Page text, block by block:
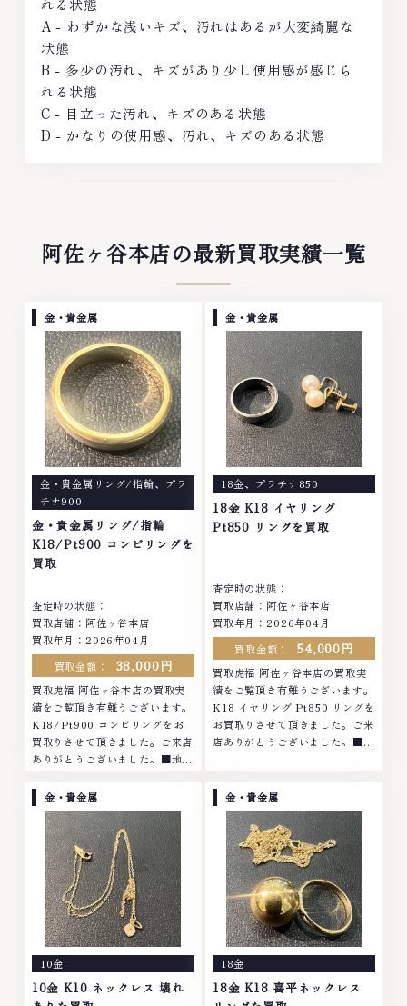
A - わずかな浅いキズ、汚れはあるが大変綺麗な
状態
B - 多少の汚れ、キズがあり少し使用感が感じら
れる状態
C - 目立った汚れ、キズのある状態
D - かなりの使用感、汚れ、キズのある状態
阿佐ヶ谷本店の最新買取実績一覧
金・貴金属
金・貴金属リング/指輪、 プラ
チナ900
金・貴金属リング/指輪
K18/Pt900 コンビリングを
買取
査定時の状態：
買取店舗：阿佐ヶ谷本店
買取年月：2026年04月
買取金額：
38,000円
買取虎福 阿佐ヶ谷本店の買取実
績をご覧頂き有難うございます。
K18/Pt900 コンビリングをお
買取りさせて頂きました。ご来店
ありがとうございました。■地域
ヤモンド ブランド品 ブランド衣
類 お酒買取りのことなら、お任
せくださいなかでも金・プラチナ
等のアクセサリー・貴金属・宝
石・ダイヤモンド・ジュエリーや
ブランド品・時計等は特に自信を
持って、高額査定を実現しており
ます。 古くて使わなくなってし
まったアクセサリー、動かなくな
ってしまった腕時計、多くのお品
物の高価買取りを実現しており、
他店ではお値段の付かなかったお
品物でも、一点一点丁寧に無料で
金・貴金属
18金、 プラチナ850
18金 K18 イヤリング
Pt850 リングを買取
査定時の状態：
買取店舗：阿佐ヶ谷本店
買取年月：2026年04月
買取金額：
54,000円
買取虎福 阿佐ヶ谷本店の買取実
績をご覧頂き有難うございます。
K18 イヤリング Pt850 リングを
お買取りさせて頂きました。ご来
店ありがとうございました。■地
衣類 お酒買取りのことなら、お
任せくださいなかでも金・プラチ
ナ等のアクセサリー・貴金属・宝
石・ダイヤモンド・ジュエリーや
ブランド品・時計等は特に自信を
持って、高額査定を実現しており
ます。 古くて使わなくなってし
まったアクセサリー、動かなくな
ってしまった腕時計、多くのお品
物の高価買取りを実現しており、
他店ではお値段の付かなかったお
品物でも、一点一点丁寧に無料で
査定します。お気軽にご連絡くだ
金・貴金属
10金
10金 K10 ネックレス 壊れ
金・貴金属
18金
18金 K18 喜平ネックレス